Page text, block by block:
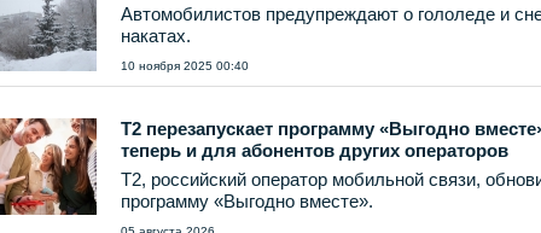
Автомобилистов предупреждают о гололеде и
накатах.
10 ноября 2025 00:40
Т2 перезапускает программу «Выгодно
теперь и для абонентов других операторов
T2, российский оператор мобильной связи,
программу «Выгодно вместе».